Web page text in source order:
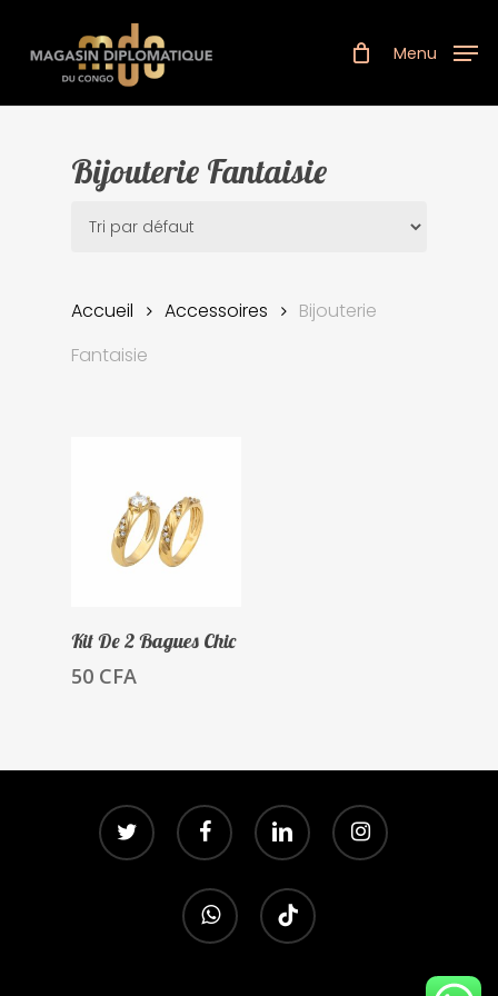
content
Menu
Bijouterie Fantaisie
Accueil Accessoires
Bijouterie
Fantaisie
Ajouter Au
Panier
Kit De 2 Bagues Chic
50 CFA
twitter facebook linkedin instagram
whatsapp tiktok